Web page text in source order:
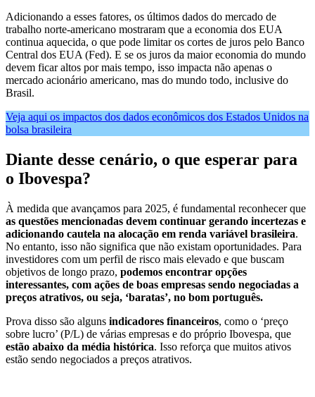
Adicionando a esses fatores, os últimos dados do mercado de
trabalho norte-americano mostraram que a economia dos EUA
continua aquecida, o que pode limitar os cortes de juros pelo Banco
Central dos EUA (Fed). E se os juros da maior economia do mundo
devem ficar altos por mais tempo, isso impacta não apenas o
mercado acionário americano, mas do mundo todo, inclusive do
Brasil.
Veja aqui os impactos dos dados econômicos dos Estados Unidos na
bolsa brasileira
Diante desse cenário, o que esperar para
o Ibovespa?
À medida que avançamos para 2025, é fundamental reconhecer que
as questões mencionadas devem continuar gerando incertezas e
adicionando cautela na alocação em renda variável brasileira.
No entanto, isso não significa que não existam oportunidades. Para
investidores com um perfil de risco mais elevado e que buscam
objetivos de longo prazo, podemos encontrar opções
interessantes, com ações de boas empresas sendo negociadas a
preços atrativos, ou seja, ‘baratas’, no bom português.
Prova disso são alguns indicadores financeiros, como o ‘preço
sobre lucro’ (P/L) de várias empresas e do próprio Ibovespa, que
estão abaixo da média histórica. Isso reforça que muitos ativos
estão sendo negociados a preços atrativos.